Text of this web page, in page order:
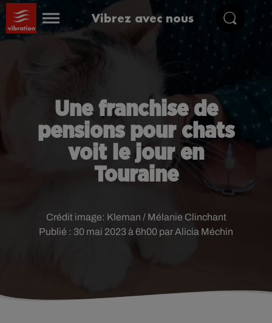
Vibrez avec nous
Une franchise de
pensions pour chats
voit le jour en
Touraine
Publié : 30 mai 2023 à 6h00 par Alicia Méchin
Crédit image: Kleman / Mélanie Clinchant